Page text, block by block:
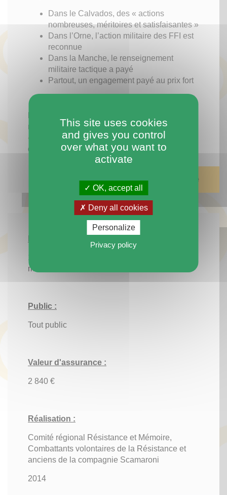
Dans le Calvados, des « actions
nombreuses, méritoires et satisfaisantes »
Dans l’Orne, l’action militaire des FFI est
reconnue
Dans la Manche, le renseignement
militaire tactique a payé
Partout, un engagement payé au prix fort
normande a également réalisée l'exposition
« Les résistants derrière les barreaux »
disponible à l'emprunt.
Découvrir cette exposition itinérante
munis d'œillets
Public :
Tout public
Valeur d'assurance :
2 840 €
Réalisation :
Comité régional Résistance et Mémoire,
Combattants volontaires de la Résistance et
anciens de la compagnie Scamaroni
2014
This site uses cookies
and gives you control
over what you want to
activate
OK, accept all
Deny all cookies
Personalize
Privacy policy